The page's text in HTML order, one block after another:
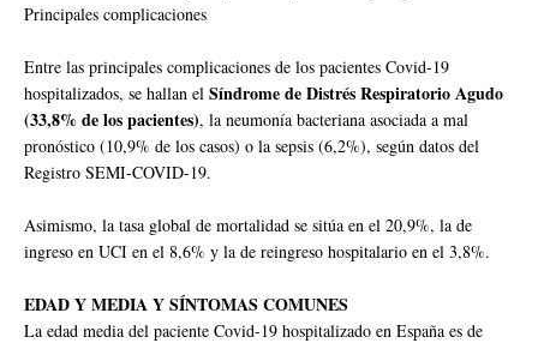
Principales complicaciones
Entre las principales complicaciones de los pacientes Covid-19
hospitalizados, se hallan el Síndrome de Distrés Respiratorio Agudo
(33,8% de los pacientes), la neumonía bacteriana asociada a mal
pronóstico (10,9% de los casos) o la sepsis (6,2%), según datos del
Registro SEMI-COVID-19.
Asimismo, la tasa global de mortalidad se sitúa en el 20,9%, la de
ingreso en UCI en el 8,6% y la de reingreso hospitalario en el 3,8%.
EDAD Y MEDIA Y SÍNTOMAS COMUNES
La edad media del paciente Covid-19 hospitalizado en España es de